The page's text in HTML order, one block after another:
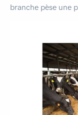
branche pèse une